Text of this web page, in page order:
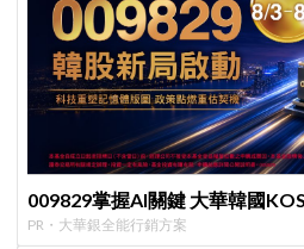
009829掌握AI關鍵 大華韓國
PR・大華銀全能行銷方案